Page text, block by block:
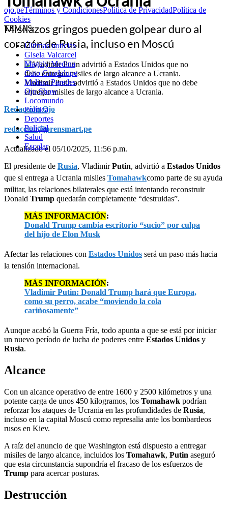
ojo.peTérminos y CondicionesPolítica de PrivacidadPolítica de
Cookies
TEMAS:
Últimas noticias
Gisela Valcarcel
Magaly Medina
Cuto Guadalupe
Melissa Paredes
Ojo Show
Locomundo
Política
Deportes
Policial
Salud
Escolar
Misilazos gringos pueden golpear duro al
corazón de Rusia, incluso en Moscú
Vladimir Putin advirtió a Estados Unidos que no debe
entregar misiles de largo alcance a Ucrania.
Redacción Ojo
redaccion@prensmart.pe
Actualizado el 05/10/2025, 11:56 p.m.
El presidente de Rusia, VladimirPutin, advirtió a Estados Unidos
que si entrega a Ucrania misiles Tomahawkcomo parte de su ayuda
militar, las relaciones bilaterales que está intentando reconstruir
Donald Trump quedarán completamente “destruidas”.
MÁS INFORMACIÓN:
Donald Trump cambia escritorio “sucio” por culpa
del hijo de Elon Musk
Afectar las relaciones con Estados Unidos será un paso más hacia
la tensión internacional.
MÁS INFORMACIÓN:
Vladimir Putin: Donald Trump hará que Europa,
como su perro, acabe “moviendo la cola
cariñosamente”
Aunque acabó la Guerra Fría, todo apunta a que se está por iniciar
un nuevo período de lucha de poderes entre Estados Unidos y
Rusia.
Alcance
Con un alcance operativo de entre 1600 y 2500 kilómetros y una
potente carga de unos 450 kilogramos, los Tomahawk podrían
reforzar los ataques de Ucrania en las profundidades de Rusia,
incluso en la capital Moscú como represalia ante los bombardeos
rusos en Kiev.
A raíz del anuncio de que Washington está dispuesto a entregar
misiles de largo alcance, incluidos los Tomahawk, Putin aseguró
que esta circunstancia supondría el fracaso de los esfuerzos de
Trump para acercar posturas.
Destrucción